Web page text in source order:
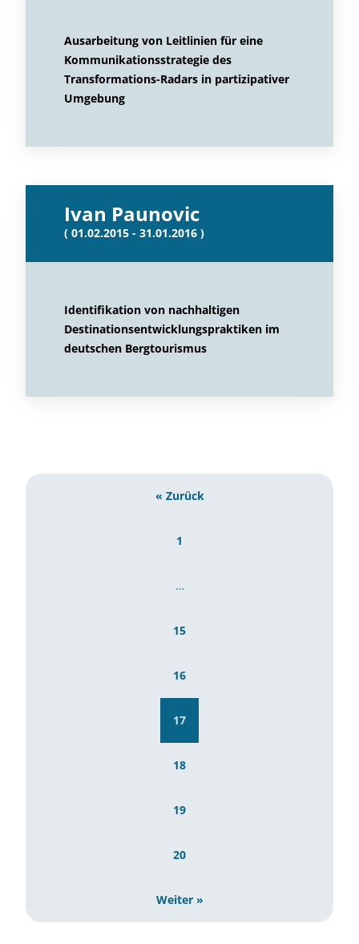
Ausarbeitung von Leitlinien für eine
Kommunikationsstrategie des
Transformations-Radars in partizipativer
Umgebung
Ivan Paunovic
( 01.02.2015 - 31.01.2016 )
Identifikation von nachhaltigen
Destinationsentwicklungspraktiken im
deutschen Bergtourismus
« Zurück
1
…
15
16
17
18
19
20
Weiter »